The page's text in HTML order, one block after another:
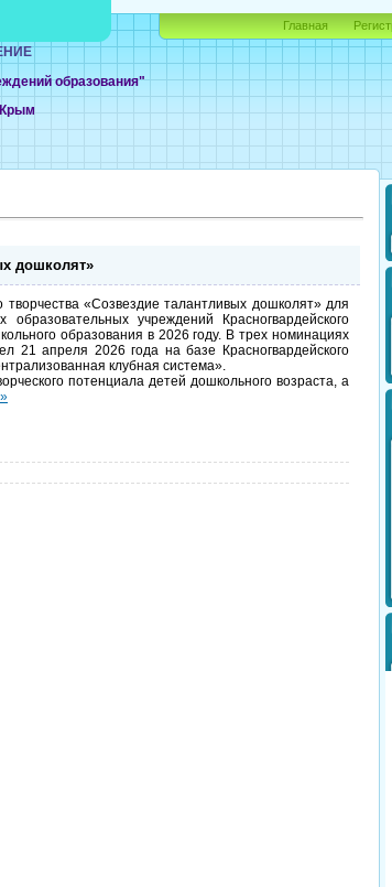
образования"
Крым
Главная
дошколят»
творчества «Созвездие талантливых дошколят» для
учреждений Красногвардейского
образования в 2026 году. В трех номинациях
апреля 2026 года на базе Красногвардейского
клубная система».
потенциала детей дошкольного возраста, а